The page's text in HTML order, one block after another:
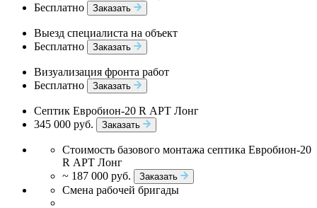
Бесплатно
Заказать
Выезд специалиста на объект
Бесплатно
Заказать
Визуализация фронта работ
Бесплатно
Заказать
Септик Евробион-20 R АРТ Лонг
345 000 руб.
Заказать
Стоимость базового монтажа септика Евробион-20
R АРТ Лонг
~ 187 000 руб.
Заказать
Смена рабочей бригады